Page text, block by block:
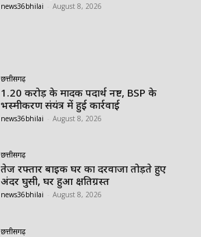
news36bhilai August 8, 2026
छत्तीसगढ़
1.20 करोड़ के मादक पदार्थ नष्ट, BSP के
भस्मीकरण संयंत्र में हुई कार्रवाई
news36bhilai August 8, 2026
छत्तीसगढ़
तेज रफ्तार बाइक घर का दरवाजा तोड़ते हुए
अंदर घुसी, घर हुआ क्षतिग्रस्त
news36bhilai August 8, 2026
छत्तीसगढ़